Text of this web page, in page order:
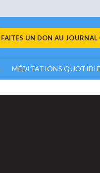
FAITES UN DON AU JOURNAL
MÉDITATIONS